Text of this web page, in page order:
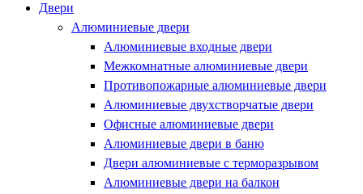
Двери
Алюминиевые двери
Алюминиевые входные двери
Межкомнатные алюминиевые двери
Противопожарные алюминиевые двери
Алюминиевые двухстворчатые двери
Офисные алюминиевые двери
Алюминиевые двери в баню
Двери алюминиевые с терморазрывом
Алюминиевые двери на балкон